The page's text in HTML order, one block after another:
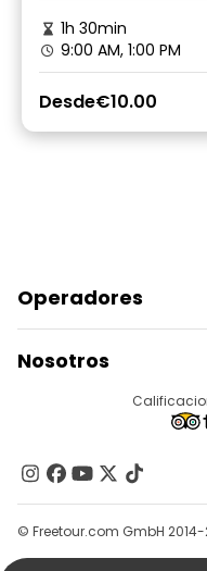
1h 30min
9:00 AM, 1:00 PM
Desde€10.00
Operadores
Acceder Como
Programa De Afiliados
Nosotros
Contacto
Grupos
Ayuda
© Freetour.com GmbH